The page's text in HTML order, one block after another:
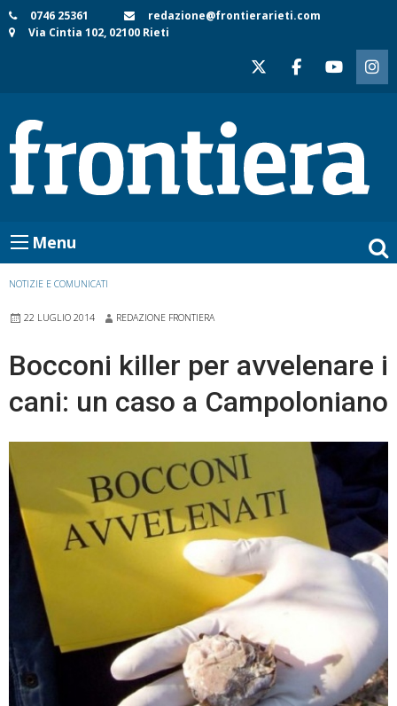
Skip
to
0746 25361
redazione@frontierarieti.com
Via Cintia 102, 02100 Rieti
Menu
NOTIZIE E COMUNICATI
22 LUGLIO 2014 REDAZIONE FRONTIERA
Bocconi killer per avvelenare i
cani: un caso a Campoloniano